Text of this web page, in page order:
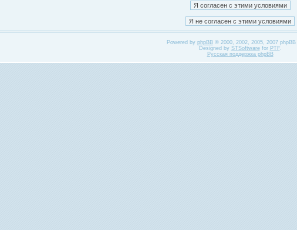
Powered by phpBB© 2000, 2002, 2005, 2007 phpBB
Designed by STSoftwarefor PTF.
Русская поддержка phpBB